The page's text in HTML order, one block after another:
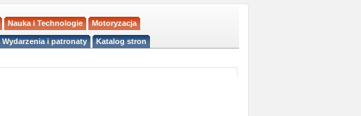
Nauka i Technologie Motoryzacja
Wydarzenia i patronaty Katalog stron